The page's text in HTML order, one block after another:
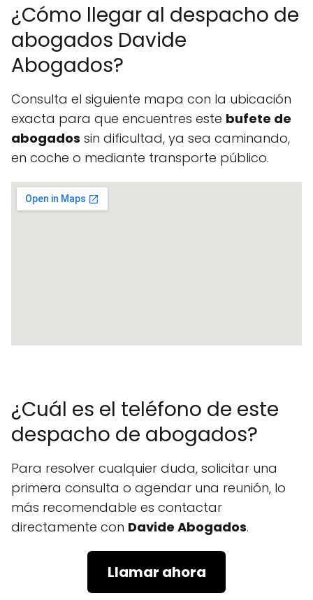
¿Cómo llegar al despacho de
abogados Davide
Abogados?
Consulta el siguiente mapa con la ubicación
exacta para que encuentres este bufete de
abogados sin dificultad, ya sea caminando,
en coche o mediante transporte público.
¿Cuál es el teléfono de este
despacho de abogados?
Para resolver cualquier duda, solicitar una
primera consulta o agendar una reunión, lo
más recomendable es contactar
directamente con Davide Abogados.
Llamar ahora